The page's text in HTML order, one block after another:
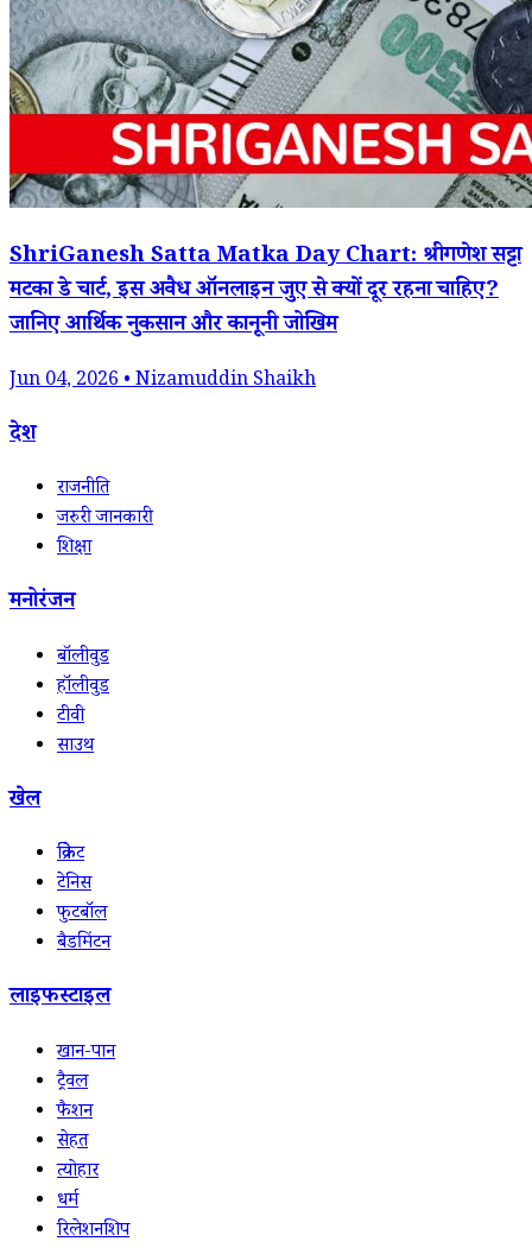
ShriGanesh Satta Matka Day Chart: श्रीगणेश सट्टा
मटका डे चार्ट, इस अवैध ऑनलाइन जुए से क्यों दूर रहना चाहिए?
जानिए आर्थिक नुकसान और कानूनी जोखिम
Jun 04, 2026 • Nizamuddin Shaikh
देश
राजनीति
जरुरी जानकारी
शिक्षा
मनोरंजन
बॉलीवुड
हॉलीवुड
टीवी
साउथ
खेल
क्रिकेट
टेनिस
फुटबॉल
बैडमिंटन
लाइफस्टाइल
खान-पान
ट्रैवल
फैशन
सेहत
त्योहार
धर्म
रिलेशनशिप